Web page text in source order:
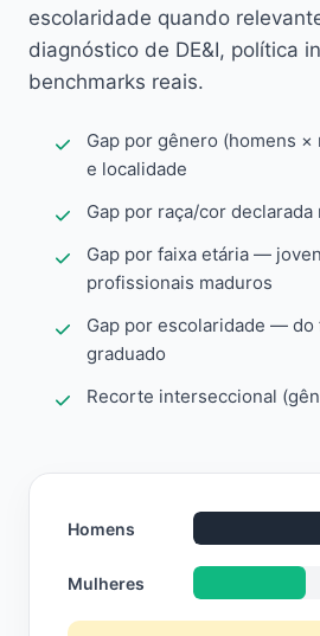
escolaridade quando
diagnóstico de DE&I, política
benchmarks reais.
Gap por gênero (homens
e localidade
Gap por raça/cor declarada
Gap por faixa etária —
profissionais maduros
Gap por escolaridade — do
graduado
Recorte interseccional
Homens
Mulheres